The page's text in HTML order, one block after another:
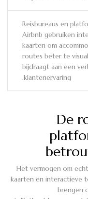
Reisbureaus en
Airbnb gebruiken
kaarten om
routes beter te
bijdraagt aan een
klantenervaring.
De
Het vermogen om
kaarten en interactieve
brengen